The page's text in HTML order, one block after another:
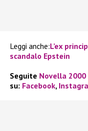
Leggi anche:L’ex
scandalo Epstein
Seguite Novella 2000
su: Facebook,